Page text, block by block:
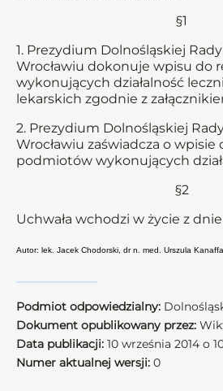
§1
1. Prezydium Dolnośląskiej
Wrocławiu dokonuje wpisu do
wykonujących działalność
lekarskich zgodnie z
2. Prezydium Dolnośląskiej
Wrocławiu zaświadcza o wpisie
podmiotów wykonujących
§2
Uchwała wchodzi w życie z
Autor: lek. Jacek Chodorski, dr n. med. Urszula
Podmiot odpowiedzialny:
Dokument opublikowany przez:
Data publikacji: 10 września 2014 o
Numer aktualnej wersji: 0